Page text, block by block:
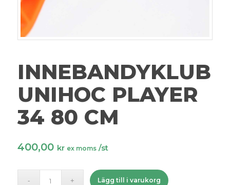
UNIHOC PLAYER
34 80 CM
400,00 kr ex moms /st
Lägg till i varukorg